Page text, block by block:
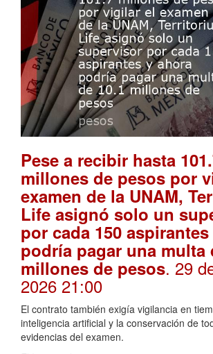
Pese a recibir hasta
millones de pesos por
examen de la UNAM,
Life asignó solo un
por cada 150
podría pagar una multa
millones de pesos. 29
2026 21:00
El contrato también exigía vigilancia en
inteligencia artificial y la conservación de
evidencias del examen.